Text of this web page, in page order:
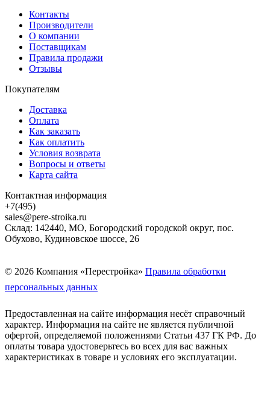
Контакты
Производители
О компании
Поставщикам
Правила продажи
Отзывы
Покупателям
Доставка
Оплата
Как заказать
Как оплатить
Условия возврата
Вопросы и ответы
Карта сайта
Контактная информация
+7(495)
sales@pere-stroika.ru
Склад: 142440, МО, Богородский городской округ, пос.
Обухово, Кудиновское шоссе, 26
© 2026 Компания «Перестройка» Правила обработки
персональных данных
Предоставленная на сайте информация несёт справочный
характер. Информация на сайте не является публичной
офертой, определяемой положениями Статьи 437 ГК РФ. До
оплаты товара удостоверьтесь во всех для вас важных
характеристиках в товаре и условиях его эксплуатации.